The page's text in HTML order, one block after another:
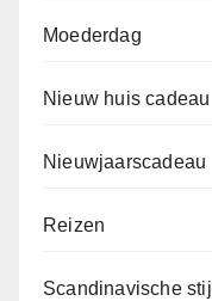
Moederdag
Nieuw huis cadeau
Nieuwjaarscadeau
Reizen
Scandinavische stijl